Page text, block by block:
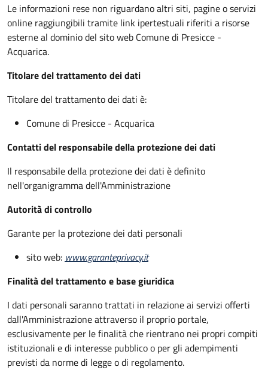
Le informazioni rese non riguardano altri siti, pagine o servizi
online raggiungibili tramite link ipertestuali riferiti a risorse
esterne al dominio del sito web Comune di Presicce -
Acquarica.
Titolare del trattamento dei dati
Titolare del trattamento dei dati è:
Comune di Presicce - Acquarica
Contatti del responsabile della protezione dei dati
Il responsabile della protezione dei dati è definito
nell'organigramma dell'Amministrazione
Autorità di controllo
Garante per la protezione dei dati personali
sito web: www.garanteprivacy.it
Finalità del trattamento e base giuridica
I dati personali saranno trattati in relazione ai servizi offerti
dall'Amministrazione attraverso il proprio portale,
esclusivamente per le finalità che rientrano nei propri compiti
istituzionali e di interesse pubblico o per gli adempimenti
previsti da norme di legge o di regolamento.